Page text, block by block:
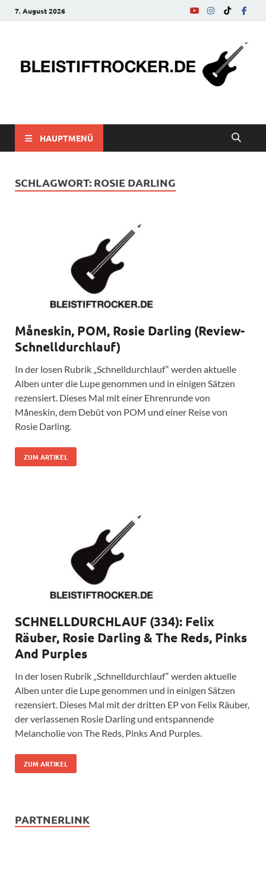
7. August 2026
bleistiftrocker.de
HAUPTMENÜ
SCHLAGWORT: ROSIE DARLING
Måneskin, POM, Rosie Darling (Review-
Schnelldurchlauf)
In der losen Rubrik „Schnelldurchlauf“ werden aktuelle
Alben unter die Lupe genommen und in einigen Sätzen
rezensiert. Dieses Mal mit einer Ehrenrunde von
Måneskin, dem Debüt von POM und einer Reise von
Rosie Darling.
ZUM ARTIKEL
SCHNELLDURCHLAUF (334): Felix
Räuber, Rosie Darling & The Reds, Pinks
And Purples
In der losen Rubrik „Schnelldurchlauf“ werden aktuelle
Alben unter die Lupe genommen und in einigen Sätzen
rezensiert. Dieses Mal mit der dritten EP von Felix Räuber,
der verlassenen Rosie Darling und entspannende
Melancholie von The Reds, Pinks And Purples.
ZUM ARTIKEL
PARTNERLINK